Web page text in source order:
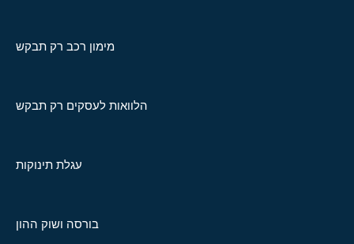
מימון רכב רק תבקש
הלוואות לעסקים רק תבקש
עגלת תינוקות
בורסה ושוק ההון